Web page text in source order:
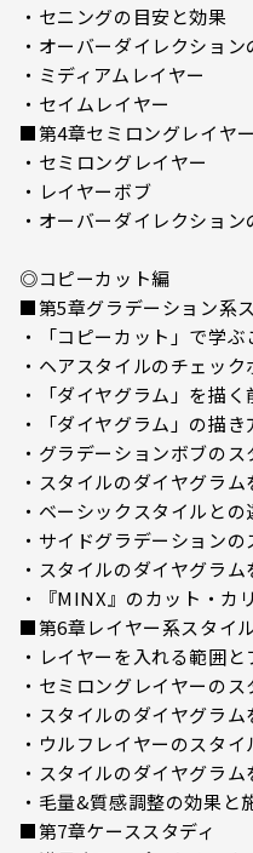
・セニングの目安と効果
・オーバーダイレクション
・ミディアムレイヤー
・セイムレイヤー
■第4章セミロングレイヤ
・セミロングレイヤー
・レイヤーボブ
・オーバーダイレクショ
◎コピーカット編
■第5章グラデーション系
・「コピーカット」で学ぶ
・ヘアスタイルのチェック
・「ダイヤグラム」を描く
・「ダイヤグラム」の描き
・グラデーションボブの
・スタイルのダイヤグラム
・ベーシックスタイルと
・サイドグラデーション
・スタイルのダイヤグラム
・『MINX』のカット・カ
■第6章レイヤー系スタイル
・レイヤーを入れる範囲
・セミロングレイヤーの
・スタイルのダイヤグラム
・ウルフレイヤーのスタイ
・スタイルのダイヤグラム
・毛量&質感調整の効果と
■第7章ケーススタディ